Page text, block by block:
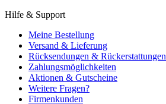
Hilfe & Support
Meine Bestellung
Versand & Lieferung
Rücksendungen & Rückerstattungen
Zahlungsmöglichkeiten
Aktionen & Gutscheine
Weitere Fragen?
Firmenkunden